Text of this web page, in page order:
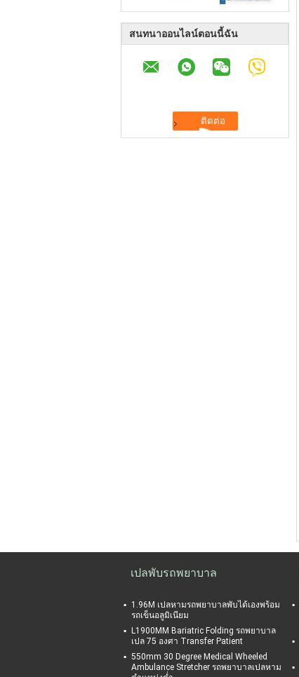
สนทนาออนไลน์ตอนนี้ฉัน
เปลพับรถพยาบาล
1.96M เปลหามรถพยาบาลพับได้เองพร้อม
รถเข็นอลูมิเนียม
L1900MM Bariatric Folding รถพยาบาล
เปล 75 องศา Transfer Patient
550mm 30 Degree Medical Wheeled
Ambulance Stretcher รถพยาบาลเปลหาม